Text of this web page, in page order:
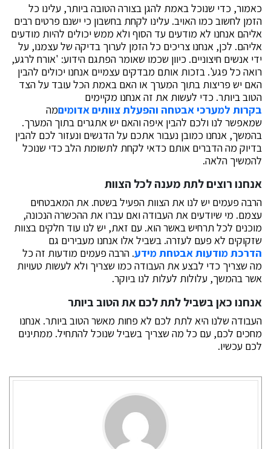
כאמור, כדי שנוכל באמת להגן בצורה הטובה ביותר, עלינו כל
הזמן לחשוב כמו האויב. עלינו לקחת בחשבון כי ישנם פרטים רבים
אליהם אנחנו לא מודעים עד הסוף ולא ממש יכולים להיות מודעים
אליהם. לכן, אנחנו צריכים כל הזמן לערוך בדיקה של עצמנו, על
ידי אנשים חיצוניים. כיוון שכמו שאומר הפתגם הידוע: 'אורח לרגע,
רואה כל פגע'. בזכות אותם מבדקים עצמיים אנחנו יכולים להבין
האם יש פריצות בתוך המערך או האם באמת הכל עובד על הצד
הטוב ביותר. כדי לעשות את זה אנחנו מקיימים
בקרות למערכי אבטחה והפעלת צוותים אדומיםמה
שמאפשר לנו ולכם להבין איפה והאם יש אתגרים בתוך המערך.
בהמשך, אנחנו כמובן נעבור אתכם על הדגשים ונעזור לכם להבין
בדיוק מה הדברים אותם כדאי לקחת לתשומת הלב כדי שנוכל
להמשיך הלאה.
אנחנו רוצים לתת מענה לכל הצוות
הרבה פעמים יש לנו את הצוות הפעיל בשטח. את המאבטחים
עצמם. מי שיודעים את העבודה ואם עברו את ההכשרה הנכונה,
מוכנים לכל תרחיש באשר הוא. עם זאת, יש לנו עוד חלקים בצוות
שזקוקים לא פעם לעזרה. בשביל אלו אנחנו מעבירים גם
הדרכת מודעות אבטחת מידע. הרבה פעמים מודעות זה כל
מה שצריך כדי לבצע את העבודה כמו שצריך ולא לעשות טעויות
אשר בהמשך, עלולות לעלות לנו ביוקר.
אנחנו כאן בשביל לתת לכם את הטוב ביותר
העבודה שלנו היא לתת לכם לא פחות מאשר הטוב ביותר. אנחנו
מחכים לכם, עם כל מה שצריך בשביל שנוכל להתחיל. ממתינים
לכם עכשיו.